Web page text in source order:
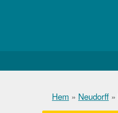
Hem » Neudorff »